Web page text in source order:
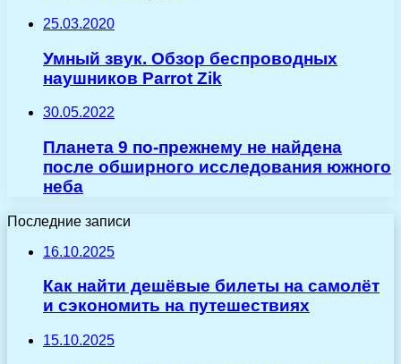
25.03.2020
Умный звук. Обзор беспроводных
наушников Parrot Zik
30.05.2022
Планета 9 по-прежнему не найдена
после обширного исследования южного
неба
Последние записи
16.10.2025
Как найти дешёвые билеты на самолёт
и сэкономить на путешествиях
15.10.2025